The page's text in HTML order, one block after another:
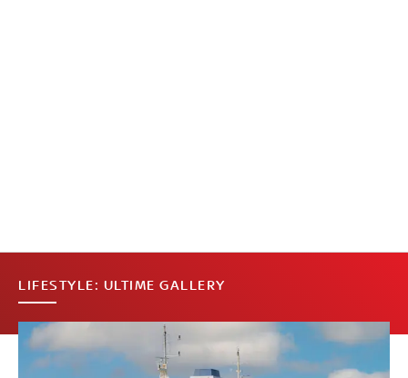
LIFESTYLE: ULTIME GALLERY